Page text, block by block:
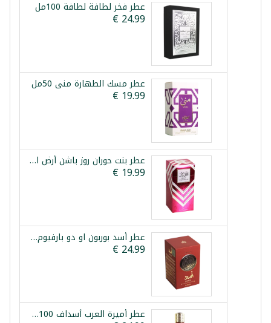
عطر فخر لطافة لطافة 100مل
عطر مسك الطهارة منى 50مل
عطر بنت حوران روز باشن أرض الزعفران 100مل
عطر أسد بوربون او دو بارفيوم لطافة 100مل
عطر أميرة العرب أسداف 100مل